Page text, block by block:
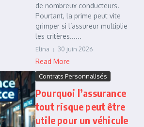
de nombreux conducteurs.
Pourtant, la prime peut vite
grimper si l’assureur multiplie
les critères......
Elina 30 juin 2026
Read More
Contrats Personnalisés
Pourquoi l’assurance
tout risque peut être
utile pour un véhicule